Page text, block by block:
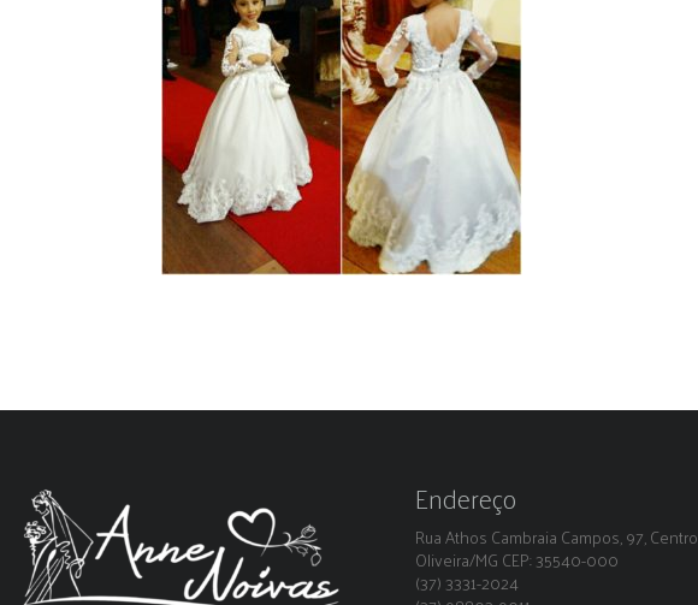
Endereço
Rua Athos Cambraia Campos, 97, Centro
Oliveira/MG CEP: 35540-000
(37) 3331-2024